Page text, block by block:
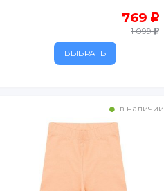
769
1 099
ВЫБРАТЬ
в наличии